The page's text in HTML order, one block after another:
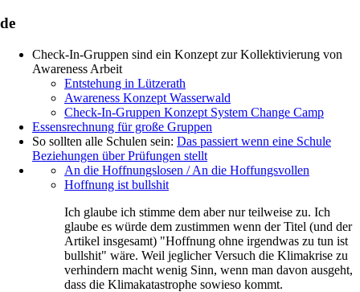
de
Check-In-Gruppen sind ein Konzept zur Kollektivierung von
Awareness Arbeit
Entstehung in Lützerath
Awareness Konzept Wasserwald
Check-In-Gruppen Konzept System Change Camp
Essensrechnung für große Gruppen
So sollten alle Schulen sein: Das passiert wenn eine Schule
Beziehungen über Prüfungen stellt
An die Hoffnungslosen / An die Hoffungsvollen
Hoffnung ist bullshit
Ich glaube ich stimme dem aber nur teilweise zu. Ich
glaube es würde dem zustimmen wenn der Titel (und der
Artikel insgesamt) "Hoffnung ohne irgendwas zu tun ist
bullshit" wäre. Weil jeglicher Versuch die Klimakrise zu
verhindern macht wenig Sinn, wenn man davon ausgeht,
dass die Klimakatastrophe sowieso kommt.